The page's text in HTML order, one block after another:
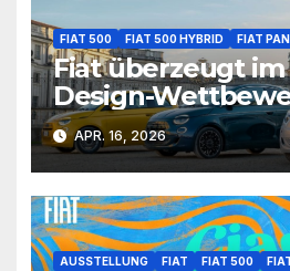
FIAT 500 FIAT 500 HYBRID FIAT
Fiat überzeugt im
Design-
APR. 16, 2026
AUSSTELLUNG FIAT FIAT 500